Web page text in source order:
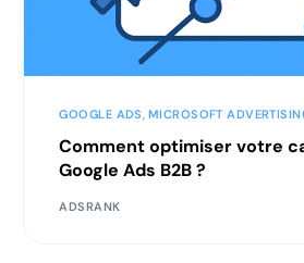
GOOGLE ADS, MICROSOFT
Comment optimiser votre
Google Ads B2B ?
ADSRANK